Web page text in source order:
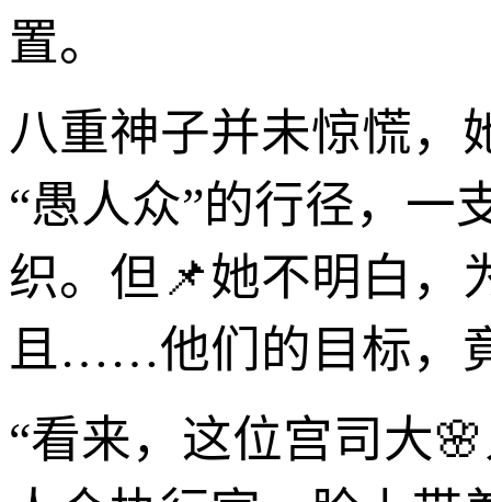
置。
八重神子并未惊慌，
“愚人众”的行径，一
织。但📌她不明白，
且……他们的目标，
“看来，这位宫司大